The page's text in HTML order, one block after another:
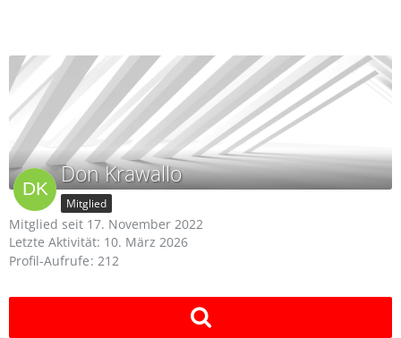
Don Krawallo
Mitglied
Mitglied seit 17. November 2022
Letzte Aktivität: 10. März 2026
Profil-Aufrufe 212